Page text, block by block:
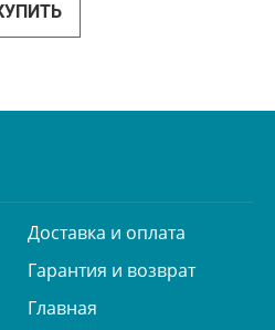
Доставка и оплата
Гарантия и возврат
Главная